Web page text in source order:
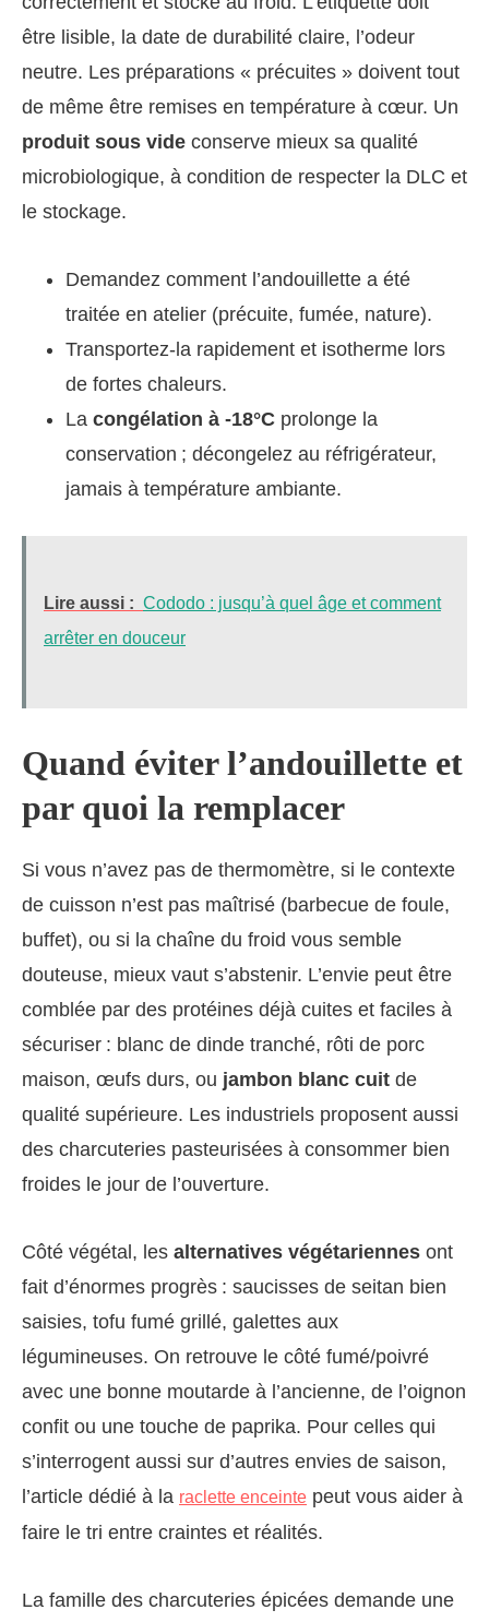
être lisible, la date de durabilité claire, l’odeur
neutre. Les préparations « précuites » doivent tout
de même être remises en température à cœur. Un
produit sous vide conserve mieux sa qualité
microbiologique, à condition de respecter la DLC et
le stockage.
Demandez comment l’andouillette a été
traitée en atelier (précuite, fumée, nature).
Transportez-la rapidement et isotherme lors
de fortes chaleurs.
La congélation à -18°C prolonge la
conservation ; décongelez au réfrigérateur,
jamais à température ambiante.
Lire aussi : Cododo : jusqu’à quel âge et comment
arrêter en douceur
Quand éviter l’andouillette et
par quoi la remplacer
Si vous n’avez pas de thermomètre, si le contexte
de cuisson n’est pas maîtrisé (barbecue de foule,
buffet), ou si la chaîne du froid vous semble
douteuse, mieux vaut s’abstenir. L’envie peut être
comblée par des protéines déjà cuites et faciles à
sécuriser : blanc de dinde tranché, rôti de porc
maison, œufs durs, ou jambon blanc cuit de
qualité supérieure. Les industriels proposent aussi
des charcuteries pasteurisées à consommer bien
froides le jour de l’ouverture.
Côté végétal, les alternatives végétariennes ont
fait d’énormes progrès : saucisses de seitan bien
saisies, tofu fumé grillé, galettes aux
légumineuses. On retrouve le côté fumé/poivré
avec une bonne moutarde à l’ancienne, de l’oignon
confit ou une touche de paprika. Pour celles qui
s’interrogent aussi sur d’autres envies de saison,
l’article dédié à la raclette enceinte peut vous aider à
faire le tri entre craintes et réalités.
La famille des charcuteries épicées demande une